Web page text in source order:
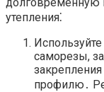
утепления⁚
саморезы,
профилю․